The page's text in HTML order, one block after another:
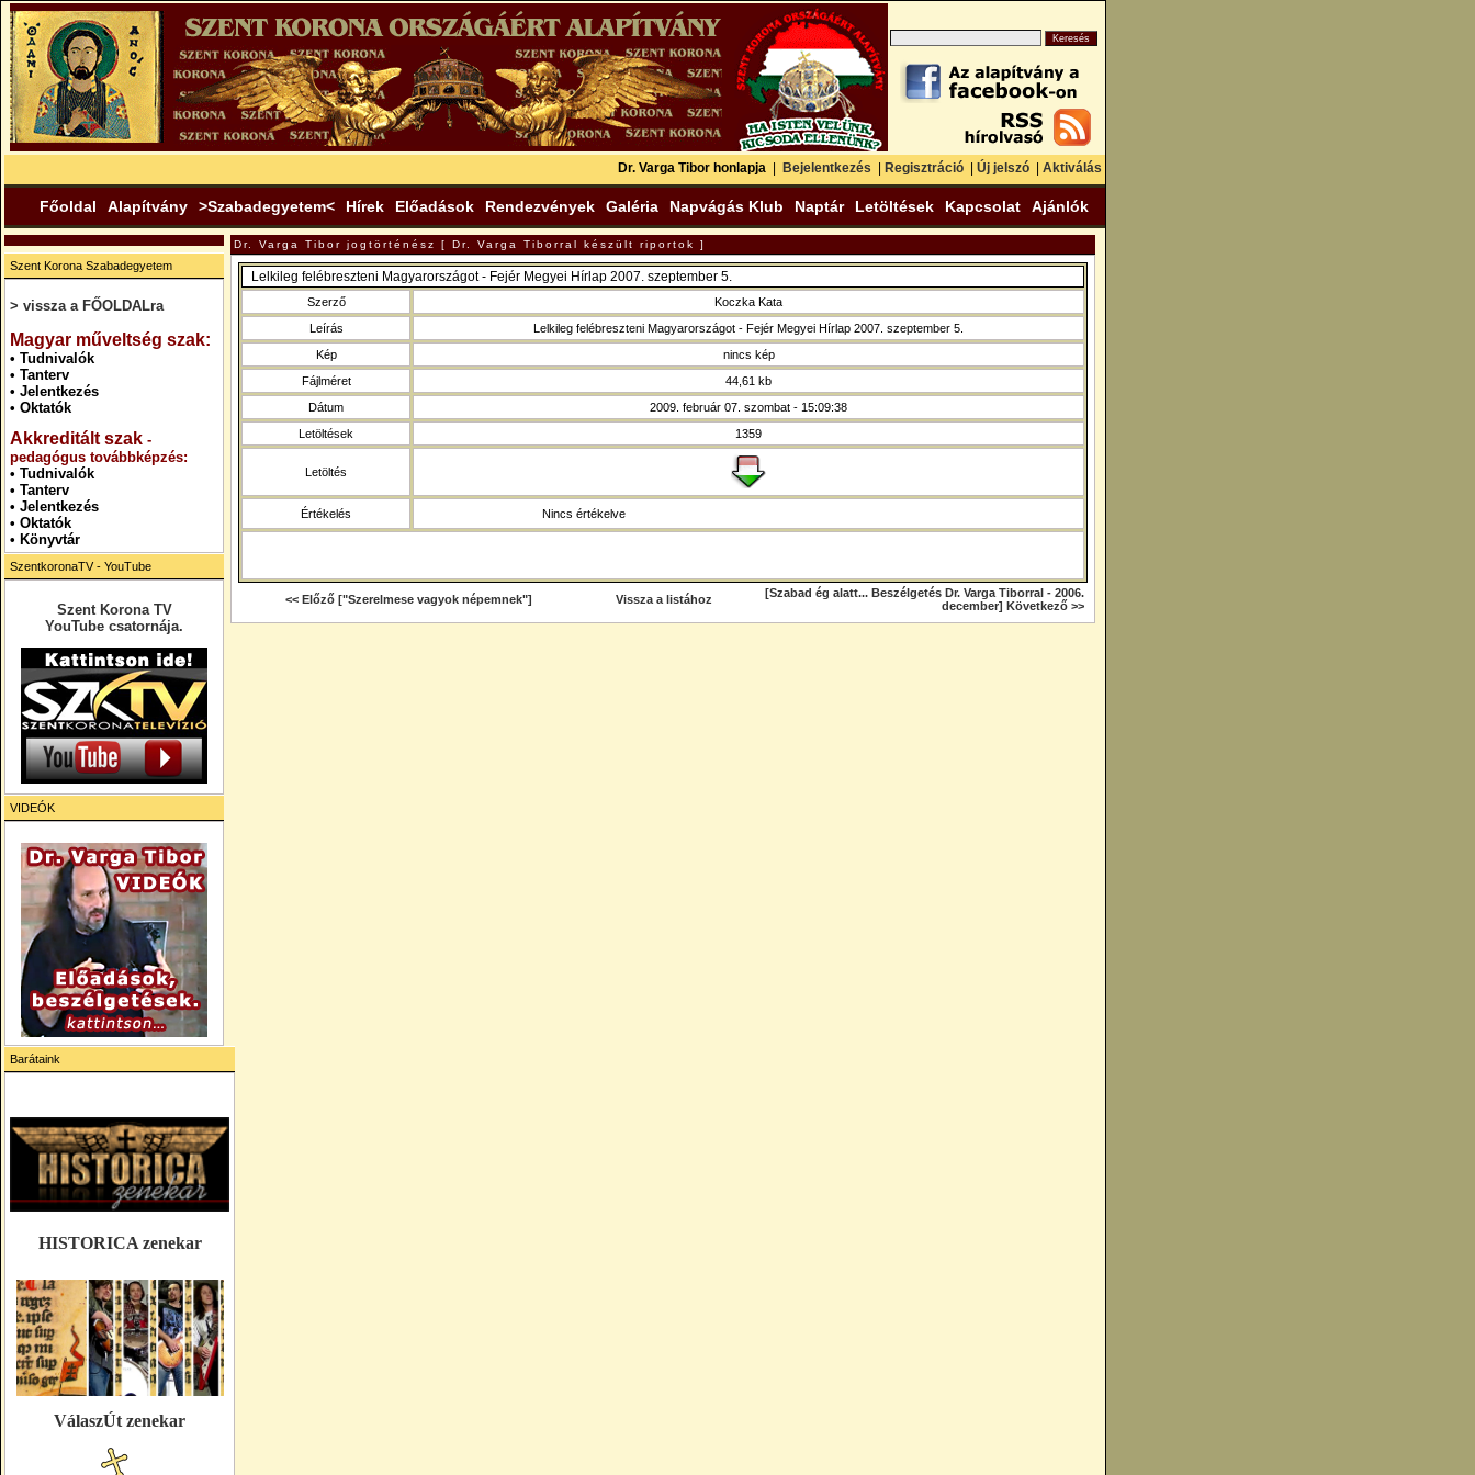
Dr. Varga Tibor honlapja Bejelentkezés Regisztráció Új jelszó Aktiválás
Főoldal Alapítvány >Szabadegyetem< Hírek Előadások Rendezvények Galéria Napvágás Klub Naptár Letöltések Kapcsolat Ajánlók
Szent Korona Szabadegyetem
> vissza a FŐOLDALra
Magyar műveltség szak:
• Tudnivalók
• Tanterv
• Jelentkezés
• Oktatók
Akkreditált szak -
pedagógus továbbképzés:
• Tudnivalók
• Tanterv
• Jelentkezés
• Oktatók
• Könyvtár
SzentkoronaTV - YouTube
Szent Korona TV
YouTube csatornája.
VIDEÓK
Barátaink
HISTORICA zenekar
VálaszÚt zenekar
Dr. Varga Tibor jogtörténész [ Dr. Varga Tiborral készült riportok ]
Lelkileg felébreszteni Magyarországot - Fejér Megyei Hírlap 2007. szeptember 5.
Szerző
Koczka Kata
Leírás
Lelkileg felébreszteni Magyarországot - Fejér Megyei Hírlap 2007. szeptember 5.
Kép
nincs kép
Fájlméret
44,61 kb
Dátum
2009. február 07. szombat - 15:09:38
Letöltések
1359
Letöltés
Értékelés Nincs értékelve
<< Előző ["Szerelmese vagyok népemnek"] Vissza a listához
[Szabad ég alatt... Beszélgetés Dr. Varga Tiborral - 2006.
december] Következő >>